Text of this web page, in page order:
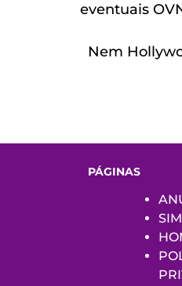
eventuais
Nem
PÁGINAS